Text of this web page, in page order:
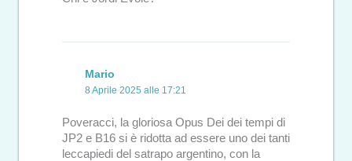
Mario
8 Aprile 2025 alle 17:21
Poveracci, la gloriosa Opus Dei dei tempi di
JP2 e B16 si è ridotta ad essere uno dei tanti
leccapiedi del satrapo argentino, con la